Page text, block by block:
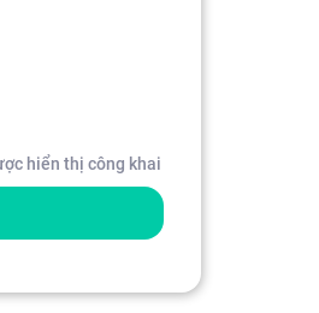
hiển thị công khai